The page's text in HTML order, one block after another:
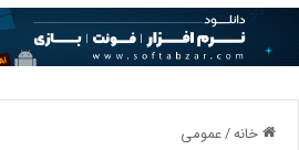
خانه/عمومی